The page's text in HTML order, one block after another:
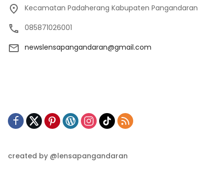
Kecamatan Padaherang Kabupaten Pangandaran
085871026001
newslensapangandaran@gmail.com
created by @lensapangandaran